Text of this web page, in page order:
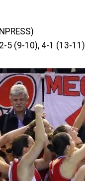
5 (9-10), 4-1 (13-11)